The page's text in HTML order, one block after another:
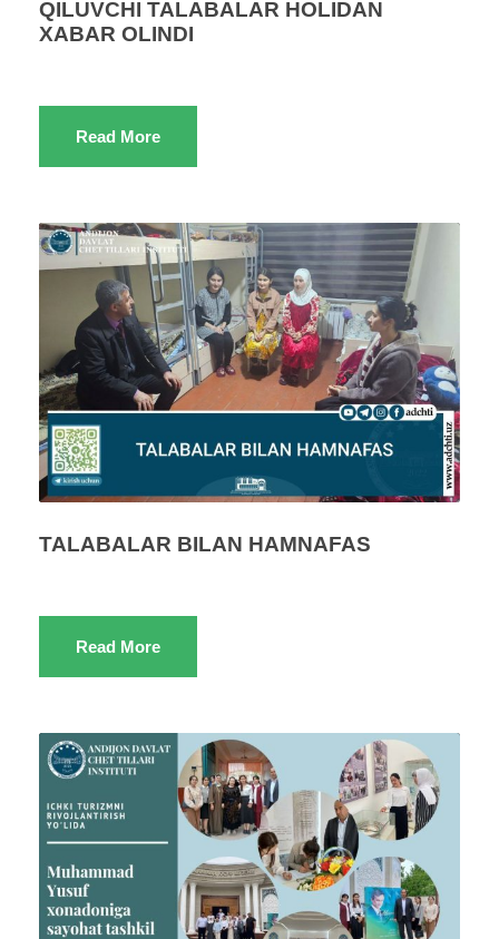
QILUVCHI TALABALAR HOLIDAN
XABAR OLINDI
Read More
TALABALAR BILAN HAMNAFAS
Read More